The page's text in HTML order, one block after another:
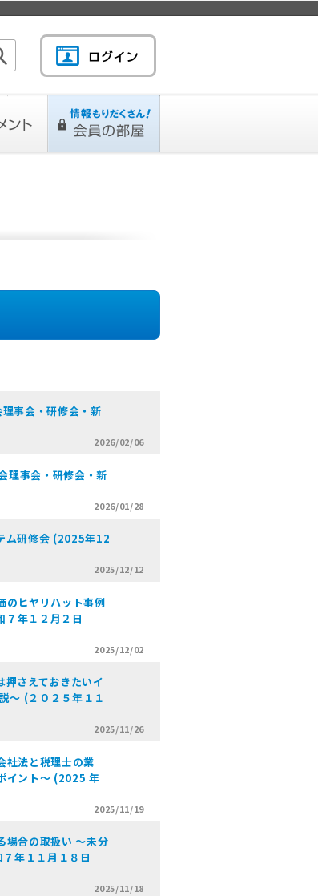
事会・研修会・新
2026/02/06
理事会・研修会・新
2026/01/28
ム研修会 (2025年12
2025/12/12
のヒヤリハット事例
７年１２月２日
2025/12/02
さえておきたいイ
〜 (２０２５年１１
2025/11/26
社法と税理士の業
ト～ (2025 年
2025/11/19
場合の取扱い ～未分
年１１月１８日
2025/11/18